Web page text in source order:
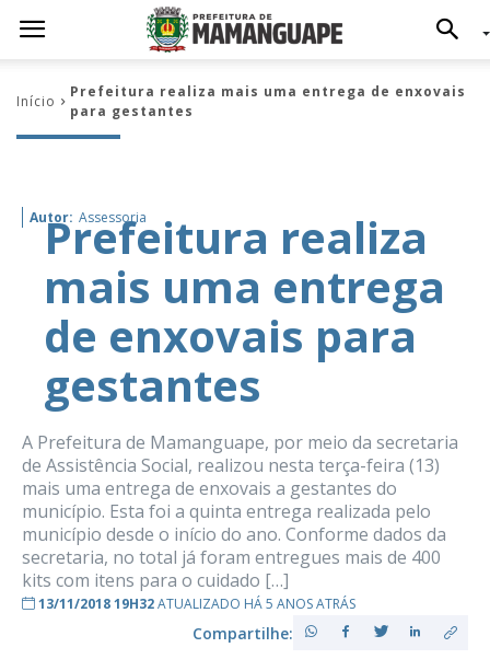
Início
Prefeitura realiza mais uma entrega de enxovais
para gestantes
Autor: Assessoria
Prefeitura realiza
mais uma entrega
de enxovais para
gestantes
A Prefeitura de Mamanguape, por meio da secretaria
de Assistência Social, realizou nesta terça-feira (13)
mais uma entrega de enxovais a gestantes do
município. Esta foi a quinta entrega realizada pelo
município desde o início do ano. Conforme dados da
secretaria, no total já foram entregues mais de 400
kits com itens para o cuidado […]
13/11/2018 19H32ATUALIZADO HÁ 5 ANOS ATRÁS
Compartilhe: